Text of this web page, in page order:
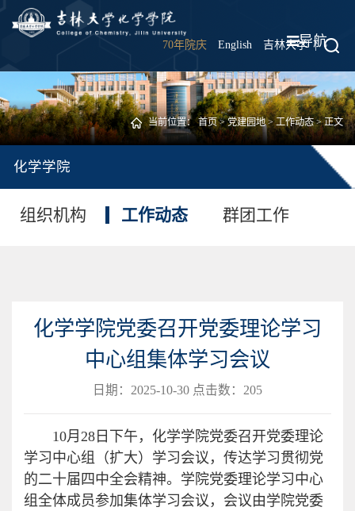
70年院庆 English 吉林大学 |
导航
当前位置：首页>党建园地>工作动态> 正文
化学学院
组织机构 工作动态 群团工作
化学学院党委召开党委理论学习
中心组集体学习会议
日期：2025-10-30 点击数： 205
10月28日下午，化学学院党委召开党委理论
学习中心组（扩大）学习会议，传达学习贯彻党
的二十届四中全会精神。学院党委理论学习中心
组全体成员参加集体学习会议，会议由学院党委